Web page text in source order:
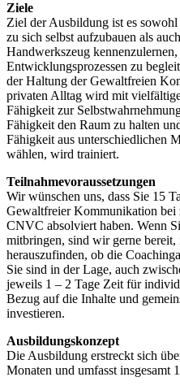
Ziele
Ziel der Ausbildung ist es
zu sich selbst aufzubauen als
Handwerkszeug
Entwicklungsprozessen zu
der Haltung der Gewaltfreien
privaten Alltag wird mit
Fähigkeit zur
Fähigkeit den Raum zu halten
Fähigkeit aus unterschiedlichen
wählen, wird trainiert.
Teilnahmevoraussetzungen
Wir wünschen uns, dass Sie 15
Gewaltfreier Kommunikation bei
CNVC absolviert haben. Wenn
mitbringen, sind wir gerne
herauszufinden, ob die
Sie sind in der Lage, auch
jeweils 1 – 2 Tage Zeit für
Bezug auf die Inhalte und
investieren.
Ausbildungskonzept
Die Ausbildung erstreckt sich
Monaten und umfasst insgesamt